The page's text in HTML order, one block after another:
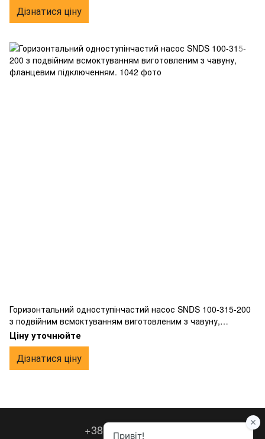
Дізнатися ціну
Горизонтальний одноступінчастий насос SNDS 100-315-200
з подвійним всмоктуванням виготовленим з чавуну,
фланцевим підключенням.
Ціну уточнюйте
Дізнатися ціну
+38 067 260-36-63